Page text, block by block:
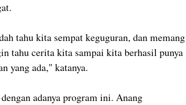
tahu kita sempat keguguran, dan memang
tahu cerita kita sampai kita berhasil punya
yang ada," katanya.
adanya program ini. Anang